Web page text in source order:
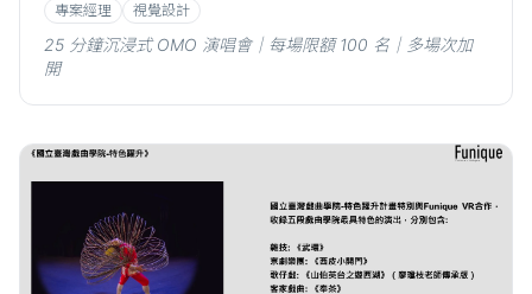
專案經理 視覺設計
25 分鐘沉浸式 OMO 演唱會｜每場限額 100 名｜多場次加
開